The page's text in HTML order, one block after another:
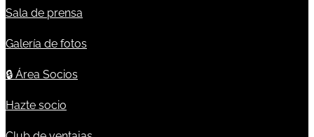
Sala de prensa
Galería de fotos
🔒 Área Socios
Hazte socio